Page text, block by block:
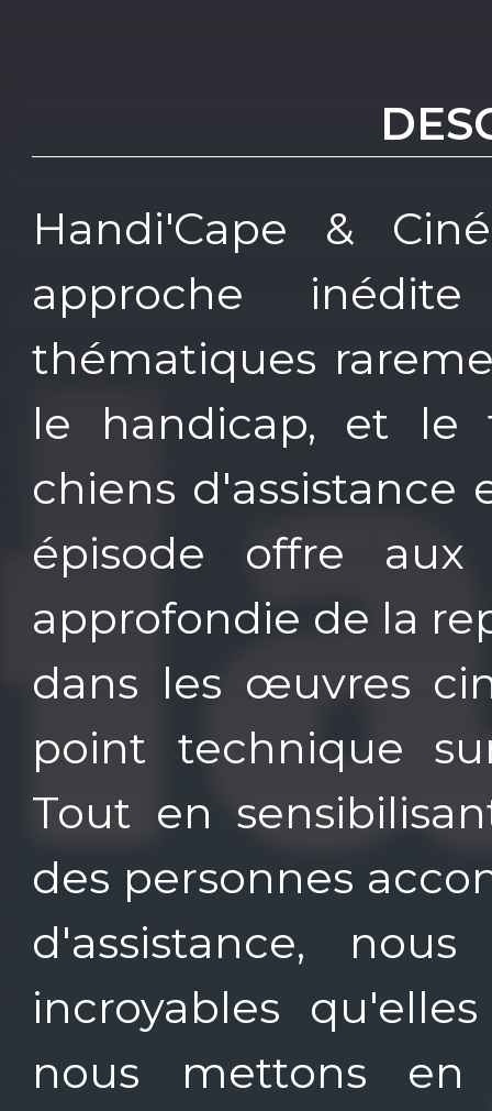
Handi'Cape &
approche
thématiques
le handicap, et le
chiens d'assistance
épisode offre aux
approfondie de la
dans les œuvres
point technique
Tout en
des personnes
d'assistance,
incroyables
nous mettons en